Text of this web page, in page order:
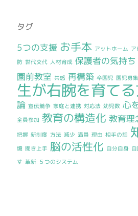
タグ
5つの支援 お手本 アットホーム ア
防 世代交代 人材育成 保護者の気持ち
園前教室 共感 再構築 卒園児 園児募集
生が右腕を育て
論 宣伝競争 家庭と連携 対応法 幼児数 心
全員参加 教育の構造化 教育理
把握 新制度 方法 減少 満員 理由 相手の話
境 聞き上手 脳の活性化 自分自身
す 革新 ５つのシステム